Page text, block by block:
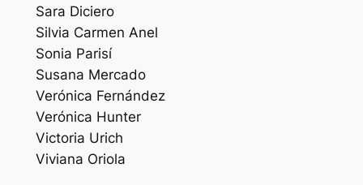
Sara Diciero
Silvia Carmen Anel
Sonia Parisí
Susana Mercado
Verónica Fernández
Verónica Hunter
Victoria Urich
Viviana Oriola